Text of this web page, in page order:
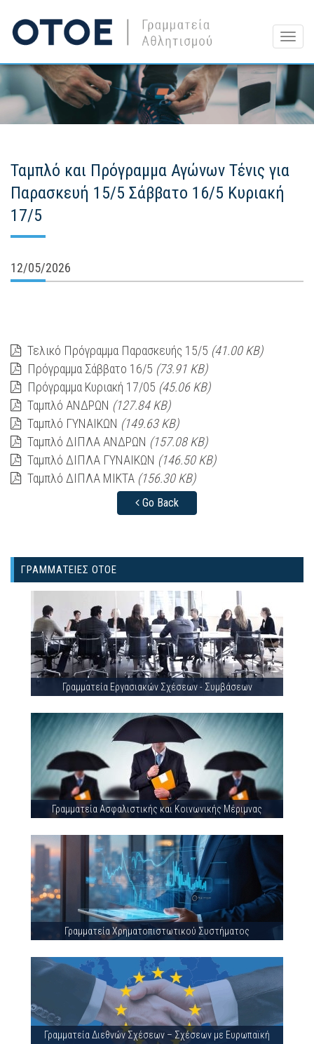
Ταμπλό και Πρόγραμμα Αγώνων Τένις για
Παρασκευή 15/5 Σάββατο 16/5 Κυριακή
17/5
12/05/2026
Τελικό Πρόγραμμα Παρασκευής 15/5 (41.00 KB)
Πρόγραμμα Σάββατο 16/5 (73.91 KB)
Πρόγραμμα Κυριακή 17/05 (45.06 KB)
Ταμπλό ΑΝΔΡΩΝ (127.84 KB)
Ταμπλό ΓΥΝΑΙΚΩΝ (149.63 KB)
Ταμπλό ΔΙΠΛΑ ΑΝΔΡΩΝ (157.08 KB)
Ταμπλό ΔΙΠΛΑ ΓΥΝΑΙΚΩΝ (146.50 KB)
Ταμπλό ΔΙΠΛΑ ΜΙΚΤΑ (156.30 KB)
Go Back
ΓΡΑΜΜΑΤΕΙΕΣ ΟΤΟΕ
Γραμματεία Εργασιακών Σχέσεων - Συμβάσεων
Γραμματεία Ασφαλιστικής και Κοινωνικής Μέριμνας
Γραμματεία Χρηματοπιστωτικού Συστήματος
Γραμματεία Διεθνών Σχέσεων – Σχέσεων με Ευρωπαϊκή